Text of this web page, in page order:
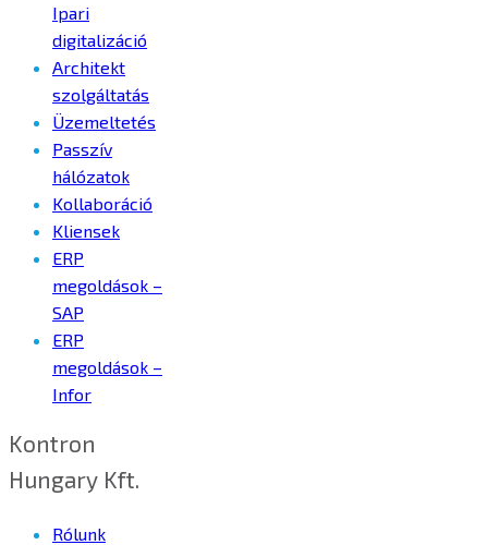
Ipari
digitalizáció
Architekt
szolgáltatás
Üzemeltetés
Passzív
hálózatok
Kollaboráció
Kliensek
ERP
megoldások –
SAP
ERP
megoldások –
Infor
Kontron
Hungary Kft.
Rólunk